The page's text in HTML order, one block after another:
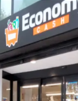
DIA – MADRID